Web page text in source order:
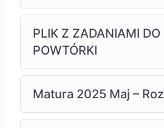
PLIK Z ZADANIAMI DO
POWTÓRKI
Matura 2025 Maj –